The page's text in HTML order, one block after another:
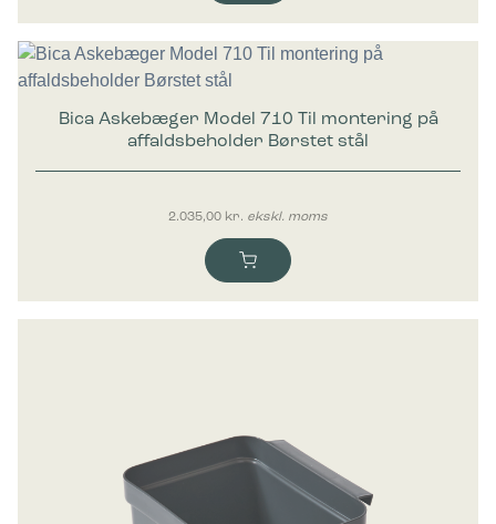
Bica Askebæger Model 710 Til montering på
affaldsbeholder Børstet stål
2.035,00 kr. ekskl. moms